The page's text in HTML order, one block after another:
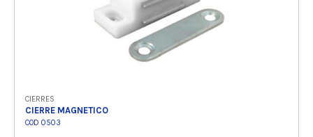
CIERRES
CIERRE MAGNETICO
COD 0503